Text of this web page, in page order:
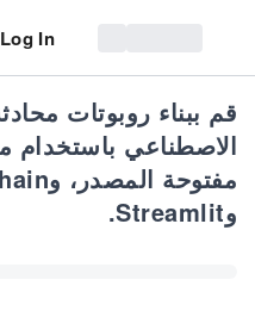
Log In
قم ببناء روبوتات
وStreamlit.